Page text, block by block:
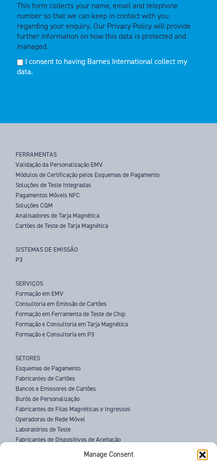
Manage Consent
This form collects your name, email and telephone
number so that we can keep in contact with you
regarding your enquiry. Our Privacy Policywill provide
further information on how this data is protected and
managed.
I consent to having Barnes International collect my
data.
FERRAMENTAS
Validação da Personalização EMV
Módulos de Certificação pelos Esquemas de Pagamento
Soluções de Teste Integradas
Pagamentos Móveis NFC
Soluções CQM
Analisadores de Tarja Magnética
Cartões de Teste de Tarja Magnética
SISTEMAS DE EMISSÃO
P3
SERVIÇOS
Formação em EMV
Consultoria em Emissão de Cartões
Formação em Ferramenta de Teste de Chip
Formação e Consultoria em Tarja Magnética
Formação e Consultoria em P3
SETORES
Esquemas de Pagamento
Fabricantes de Cartões
Bancos e Emissores de Cartões
Burôs de Personalização
Fabricantes de Fitas Magnéticas e Ingressos
Operadoras de Rede Móvel
Laboratórios de Teste
Fabricantes de Dispositivos de Aceitação